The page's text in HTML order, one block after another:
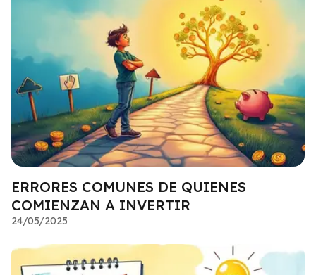
ERRORES COMUNES DE QUIENES
COMIENZAN A INVERTIR
24/05/2025